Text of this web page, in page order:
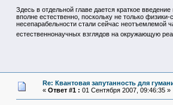
Здесь в отдельной главе дается краткое
вполне естественно, поскольку не только
несепарабельности стали сейчас неотъемлемой
естественнонаучных взглядов на окружающую
Re: Квантовая запутанность для
« Ответ #1 : 01 Сентября 2007, 09:46:35 »